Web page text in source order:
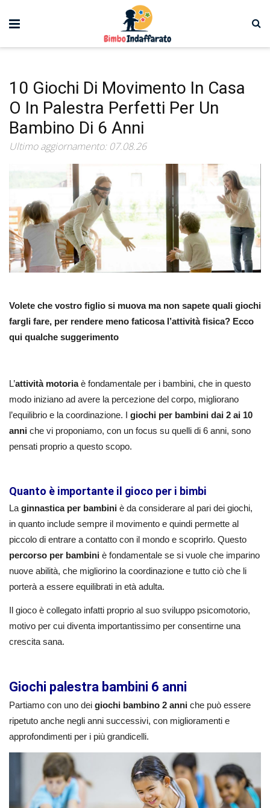
10 Giochi Di Movimento In Casa
O In Palestra Perfetti Per Un
Bambino Di 6 Anni
Ultimo aggiornamento: 07.08.26
Volete che vostro figlio si muova ma non sapete quali giochi
fargli fare, per rendere meno faticosa l’attività fisica? Ecco
qui qualche suggerimento
L’attività motoriaè fondamentale per i bambini, che in questo
modo iniziano ad avere la percezione del corpo, migliorano
l’equilibrio e la coordinazione. I giochi per bambini dai 2 ai 10
anni che vi proponiamo, con un focus su quelli di 6 anni, sono
pensati proprio a questo scopo.
Quanto è importante il gioco per i bimbi
La ginnastica per bambini è da considerare al pari dei giochi,
in quanto include sempre il movimento e quindi permette al
piccolo di entrare a contatto con il mondo e scoprirlo. Questo
percorso per bambini è fondamentale se si vuole che imparino
nuove abilità, che migliorino la coordinazione e tutto ciò che li
porterà a essere equilibrati in età adulta.
Il gioco è collegato infatti proprio al suo sviluppo psicomotorio,
motivo per cui diventa importantissimo per consentirne una
crescita sana.
Giochi palestra bambini 6 anni
Partiamo con uno dei giochi bambino 2 anni che può essere
ripetuto anche negli anni successivi, con miglioramenti e
approfondimenti per i più grandicelli.